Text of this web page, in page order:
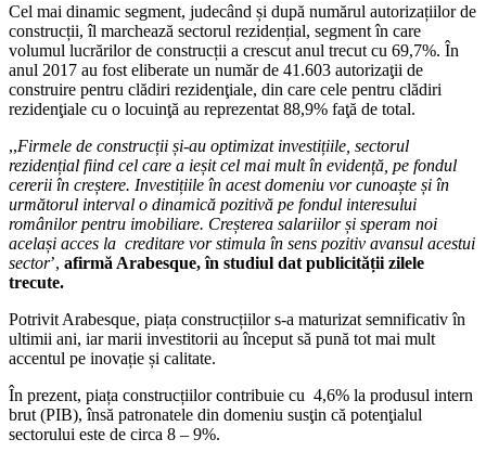
Cel mai dinamic segment, judecând și după numărul autorizațiilor de
construcții, îl marchează sectorul rezidențial, segment în care
volumul lucrărilor de construcții a crescut anul trecut cu 69,7%. În
anul 2017 au fost eliberate un număr de 41.603 autorizaţii de
construire pentru clădiri rezidenţiale, din care cele pentru clădiri
rezidenţiale cu o locuinţă au reprezentat 88,9% faţă de total.
,,Firmele de construcții și-au optimizat investițiile, sectorul
rezidențial fiind cel care a ieșit cel mai mult în evidență, pe fondul
cererii în creștere. Investițiile în acest domeniu vor cunoaște și în
următorul interval o dinamică pozitivă pe fondul interesului
românilor pentru imobiliare. Creșterea salariilor și speram noi
același acces la creditare vor stimula în sens pozitiv avansul acestui
sector’, afirmă Arabesque, în studiul dat publicității zilele
trecute.
Potrivit Arabesque, piața construcțiilor s-a maturizat semnificativ în
ultimii ani, iar marii investitorii au început să pună tot mai mult
accentul pe inovație și calitate.
În prezent, piața construcțiilor contribuie cu 4,6% la produsul intern
brut (PIB), însă patronatele din domeniu susţin că potenţialul
sectorului este de circa 8 – 9%.